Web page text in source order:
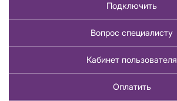
Подключить
Вопрос специалисту
Кабинет пользователя
Оплатить